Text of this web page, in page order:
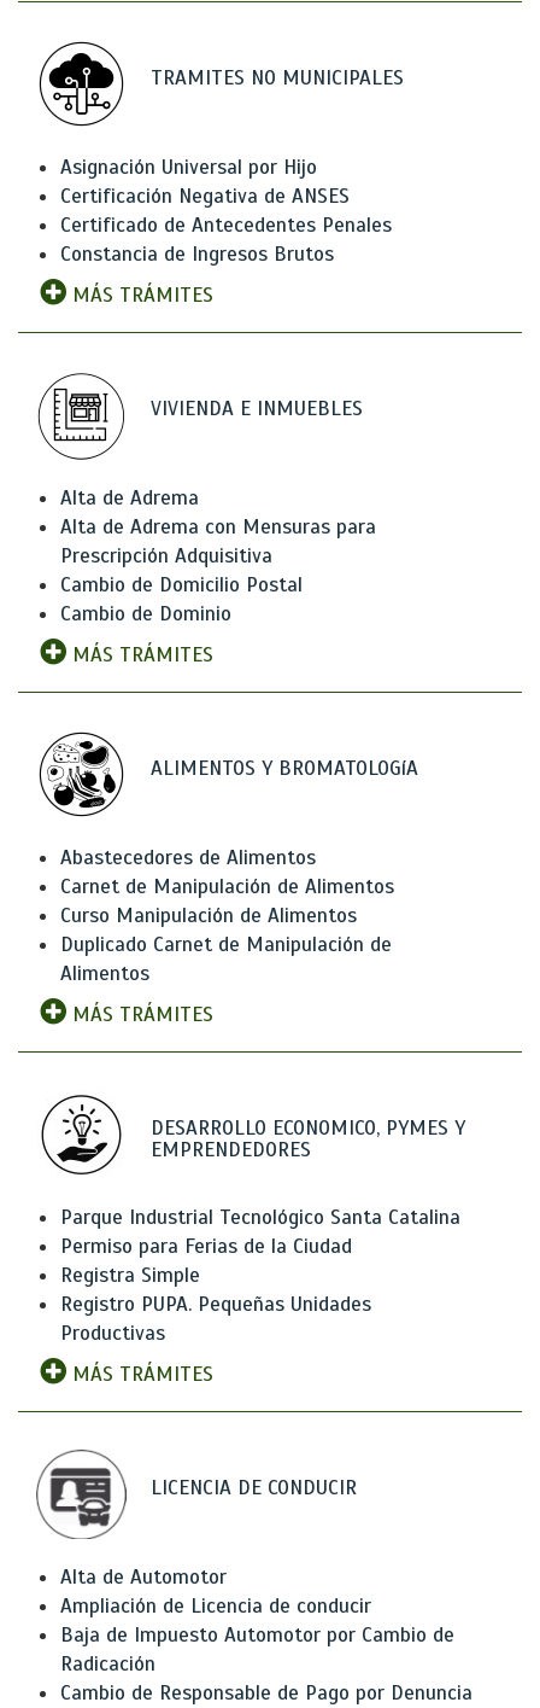
TRAMITES NO MUNICIPALES
Asignación Universal por Hijo
Certificación Negativa de ANSES
Certificado de Antecedentes Penales
Constancia de Ingresos Brutos
MÁS TRÁMITES
VIVIENDA E INMUEBLES
Alta de Adrema
Alta de Adrema con Mensuras para
Prescripción Adquisitiva
Cambio de Domicilio Postal
Cambio de Dominio
MÁS TRÁMITES
ALIMENTOS Y BROMATOLOGíA
Abastecedores de Alimentos
Carnet de Manipulación de Alimentos
Curso Manipulación de Alimentos
Duplicado Carnet de Manipulación de
Alimentos
MÁS TRÁMITES
DESARROLLO ECONOMICO, PYMES Y
EMPRENDEDORES
Parque Industrial Tecnológico Santa Catalina
Permiso para Ferias de la Ciudad
Registra Simple
Registro PUPA. Pequeñas Unidades
Productivas
MÁS TRÁMITES
LICENCIA DE CONDUCIR
Alta de Automotor
Ampliación de Licencia de conducir
Baja de Impuesto Automotor por Cambio de
Radicación
Cambio de Responsable de Pago por Denuncia